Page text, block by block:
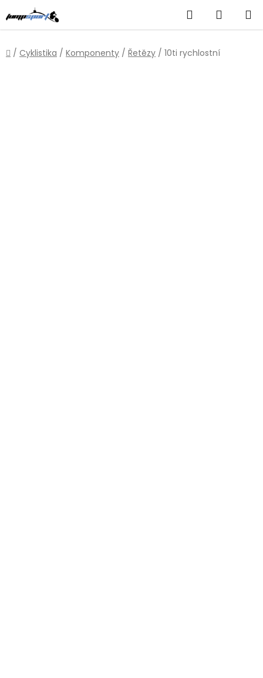
na
obsah
Hledat
KOŠÍK
Domů
/ Cyklistika / Komponenty / Řetězy / 10ti rychlostní